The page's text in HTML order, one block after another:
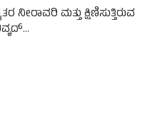
ಮತ್ತು ಕ್ಷಿಣಿಸುತ್ತಿರುವ